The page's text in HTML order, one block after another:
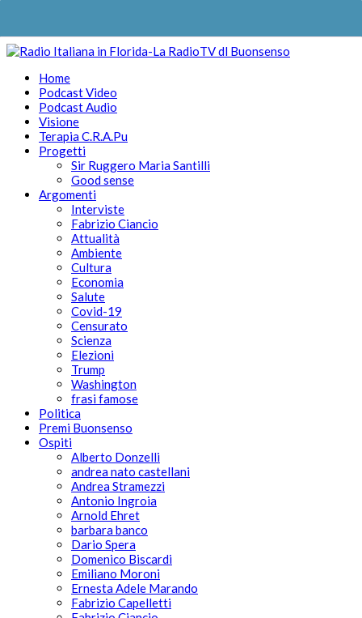
Home
Podcast Video
Podcast Audio
Visione
Terapia C.R.A.Pu
Progetti
Sir Ruggero Maria Santilli
Good sense
Argomenti
Interviste
Fabrizio Ciancio
Attualità
Ambiente
Cultura
Economia
Salute
Covid-19
Censurato
Scienza
Elezioni
Trump
Washington
frasi famose
Politica
Premi Buonsenso
Ospiti
Alberto Donzelli
andrea nato castellani
Andrea Stramezzi
Antonio Ingroia
Arnold Ehret
barbara banco
Dario Spera
Domenico Biscardi
Emiliano Moroni
Ernesta Adele Marando
Fabrizio Capelletti